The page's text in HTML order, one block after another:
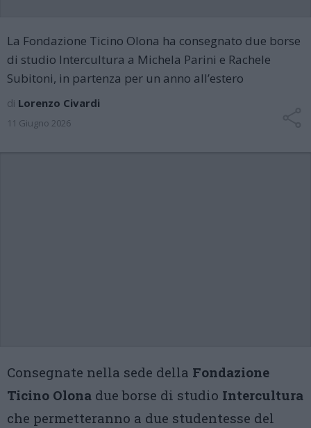
La Fondazione Ticino Olona ha consegnato due borse
di studio Intercultura a Michela Parini e Rachele
Subitoni, in partenza per un anno all’estero
di Lorenzo Civardi
11 Giugno 2026
Consegnate nella sede della Fondazione
Ticino Olona due borse di studio Intercultura
che permetteranno a due studentesse del